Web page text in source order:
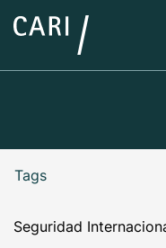
Seguridad
Tags